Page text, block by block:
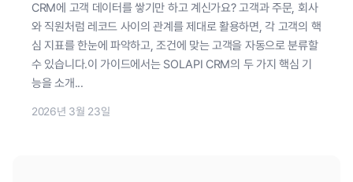
CRM에 고객 데이터를 쌓기만 하고 계신가요? 고객과 주문, 회사
와 직원처럼 레코드 사이의 관계를 제대로 활용하면, 각 고객의 핵
심 지표를 한눈에 파악하고, 조건에 맞는 고객을 자동으로 분류할
수 있습니다.이 가이드에서는 SOLAPI CRM의 두 가지 핵심 기
능을 소개...
2026년 3월 23일